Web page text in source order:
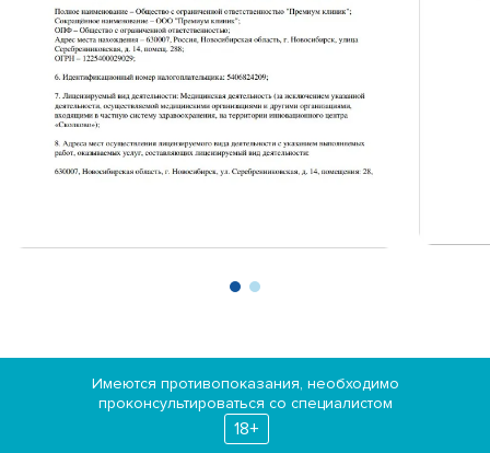
Имеются противопоказания, необходимо
проконсультироваться со специалистом
18+